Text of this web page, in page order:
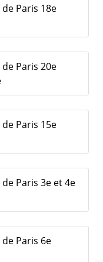
Paris 18e
Paris 20e
Paris 15e
Paris 3e et 4e
Paris 6e